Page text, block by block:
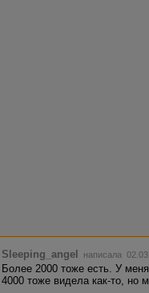
Sleeping_angel написала
Более 2000 тоже есть. У
4000 тоже видела как-то, но